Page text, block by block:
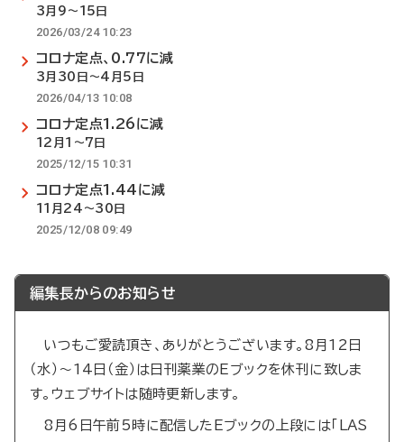
3月9～15日
2026/03/24 10:23
コロナ定点、0.77に減
3月30日～4月5日
2026/04/13 10:08
コロナ定点1.26に減
12月1～7日
2025/12/15 10:31
コロナ定点1.44に減
11月24～30日
2025/12/08 09:49
編集長からのお知らせ
いつもご愛読頂き、ありがとうございます。8月12日
（水）～14日（金）は日刊薬業のEブックを休刊に致しま
す。ウェブサイトは随時更新します。
8月6日午前5時に配信したEブックの上段には「LAS